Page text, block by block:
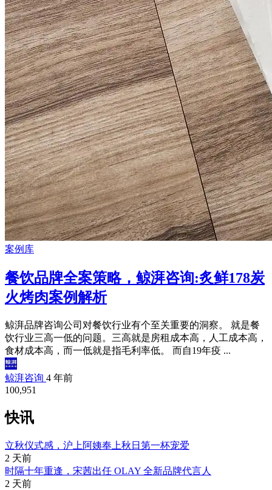
案例库
餐饮品牌全案策略，鲸湃咨询:炙鲜178炭
火烤肉案例解析
鲸湃品牌咨询公司对餐饮行业有个至关重要的洞察。 就是餐
饮行业三高一低的问题。三高就是房租成本高，人工成本高，
食材成本高，而一低就是指毛利率低。 而自19年疫 ...
鲸湃咨询 4 年前
100,951
快讯
立秋仪式感，沪上阿姨奉上秋日第一杯宠爱
2 天前
时隔十年重逢，宋茜出任 OLAY 全新品牌代言人
2 天前